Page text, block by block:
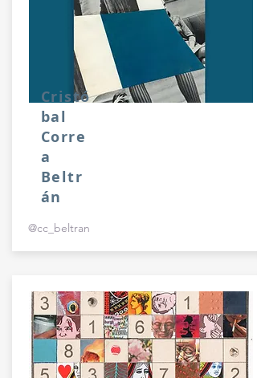
Cristó
bal
Corre
a
Beltr
án
@cc_beltran